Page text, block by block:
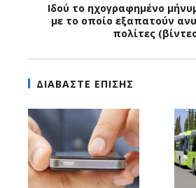
Ιδού το ηχογραφημένο
με το οποίο εξαπατούν
πολίτες
ΔΙΑΒΑΣΤΕ ΕΠΙΣΗΣ